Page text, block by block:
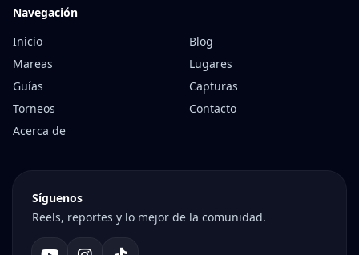
Navegación
Inicio
Blog
Mareas
Lugares
Guías
Capturas
Torneos
Contacto
Acerca de
Síguenos
Reels, reportes y lo mejor de la comunidad.